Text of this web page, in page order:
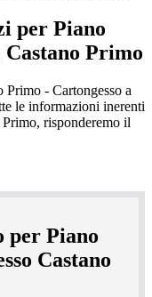
per Piano
Primo
per Piano
Castano